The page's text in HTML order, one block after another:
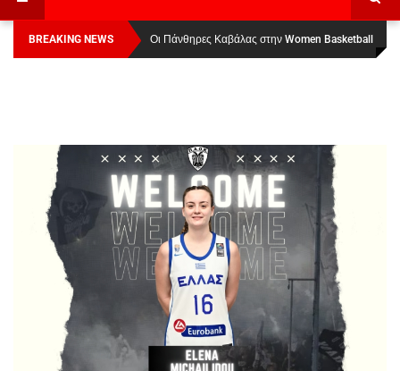
BREAKING NEWS
Οι Πάνθηρες Καβάλας στην Women Basketball
League 1
Αναχώρησε για τα Γιάννενα η Εθνική Γυναικών